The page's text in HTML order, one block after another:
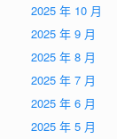
2025 年 10 月
2025 年 9 月
2025 年 8 月
2025 年 7 月
2025 年 6 月
2025 年 5 月